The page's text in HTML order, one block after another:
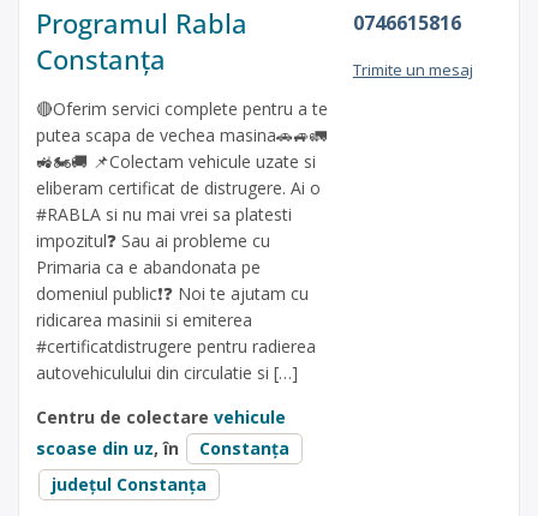
Programul Rabla
Constanța
🔴Oferim servici complete pentru a te
putea scapa de vechea masina🚗🚙🚛
🚜🏍🚚 📌Colectam vehicule uzate si
eliberam certificat de distrugere. Ai o
#RABLA si nu mai vrei sa platesti
impozitul❓ Sau ai probleme cu
Primaria ca e abandonata pe
domeniul public❗️❓ Noi te ajutam cu
ridicarea masinii si emiterea
#certificatdistrugere pentru radierea
autovehiculului din circulatie si […]
Centru de colectare vehicule
scoase din uz, în
Constanța
județul Constanța
0746615816
Trimite un mesaj